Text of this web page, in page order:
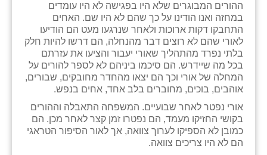
ההורים המבוגרים שלא היו בפגישה לא היו עומדים
במחזה ואנו הודינו על כך שהם לא היו שם. האחים
התחבקו דקות ארוכות ולאחר שנרגעו מעט הם הודיעו
לאורי שהם לא רוצים דבר מהנחלה, הם דרשו להיות חלק
בלתי נפרד מהתהליך שאורי יעבור והציעו את עזרתם
בכל מה שיידרש. הם סיכמו ביניהם לא לספר להורים על
המחלה של אורי וכך הם יצאו מהחדר מחובקים, שבורים,
אוהבים, בוכים, מחוברים בלב אחד, אחים בנפש.
אורי נפטר לאחר שבועיים. המשפחה התאבלה וההורים
בקושי החזיקו מעמד, הם נפטרו זמן קצר לאחר מכן. הם
כמובן לא הספיקו לערוך צוואה, אך לאור הסיפור הטראגי
הם לא היו צריכים צוואה.